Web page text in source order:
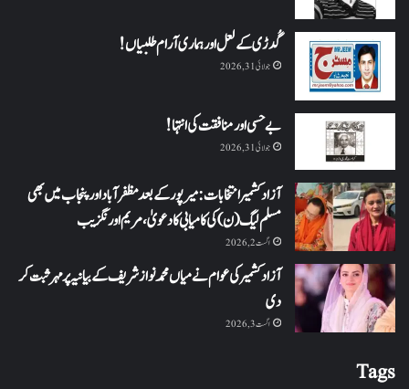
گُدڑی کے لعل اور ہماری آرام طلبیاں!
جولائی 31, 2026
بے حسی اور منافقت کی انتہا !
جولائی 31, 2026
آزاد کشمیر انتخابات: میرپور کے بعد مظفرآباد اور پنجاب میں بھی
مسلم لیگ (ن) کی کامیابی کا دعویٰ، مریم اورنگزیب
اگست 2, 2026
آزاد کشمیر کی عوام نے میاں محمد نواز شریف کے بیانیہ پر مہر ثبت کر
دی
اگست 3, 2026
Tags